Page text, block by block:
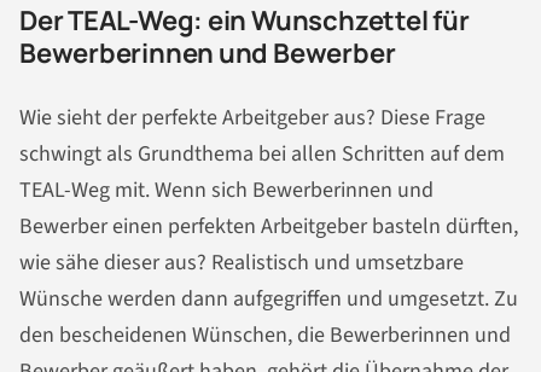
Der TEAL-Weg: ein Wunschzettel für
Bewerberinnen und Bewerber
Wie sieht der perfekte Arbeitgeber aus? Diese Frage
schwingt als Grundthema bei allen Schritten auf dem
TEAL-Weg mit. Wenn sich Bewerberinnen und
Bewerber einen perfekten Arbeitgeber basteln dürften,
wie sähe dieser aus? Realistisch und umsetzbare
Wünsche werden dann aufgegriffen und umgesetzt. Zu
den bescheidenen Wünschen, die Bewerberinnen und